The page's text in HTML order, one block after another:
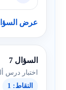
عرض
السؤال 7
اختبار درس
النقاط: 1